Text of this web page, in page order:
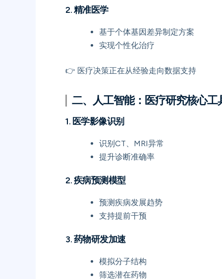
2. 精准医学
基于个体基因差异制定方案
实现个性化治疗
👉 医疗决策正在从经验走向数据支持
二、人工智能：医疗研究核心工
1. 医学影像识别
识别CT、MRI异常
提升诊断准确率
2. 疾病预测模型
预测疾病发展趋势
支持提前干预
3. 药物研发加速
模拟分子结构
筛选潜在药物